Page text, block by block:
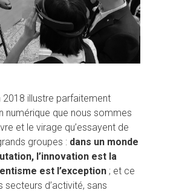
2018 illustre parfaitement
numérique que nous sommes
et le virage qu’essayent de
groupes : dans un monde
l’innovation est la
est l’exception ; et ce
secteurs d’activité, sans